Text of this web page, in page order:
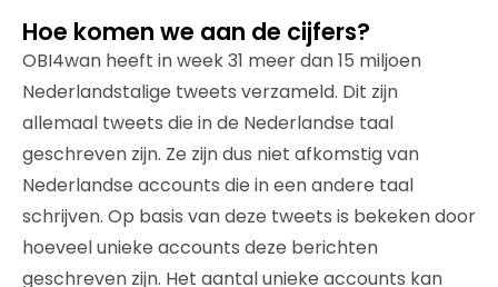
Hoe komen we aan de cijfers?
OBI4wan heeft in week 31 meer dan 15 miljoen
Nederlandstalige tweets verzameld. Dit zijn
allemaal tweets die in de Nederlandse taal
geschreven zijn. Ze zijn dus niet afkomstig van
Nederlandse accounts die in een andere taal
schrijven. Op basis van deze tweets is bekeken door
hoeveel unieke accounts deze berichten
geschreven zijn. Het aantal unieke accounts kan